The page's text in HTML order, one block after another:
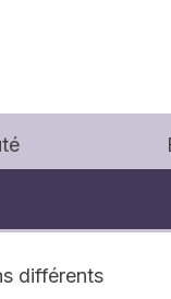
différents